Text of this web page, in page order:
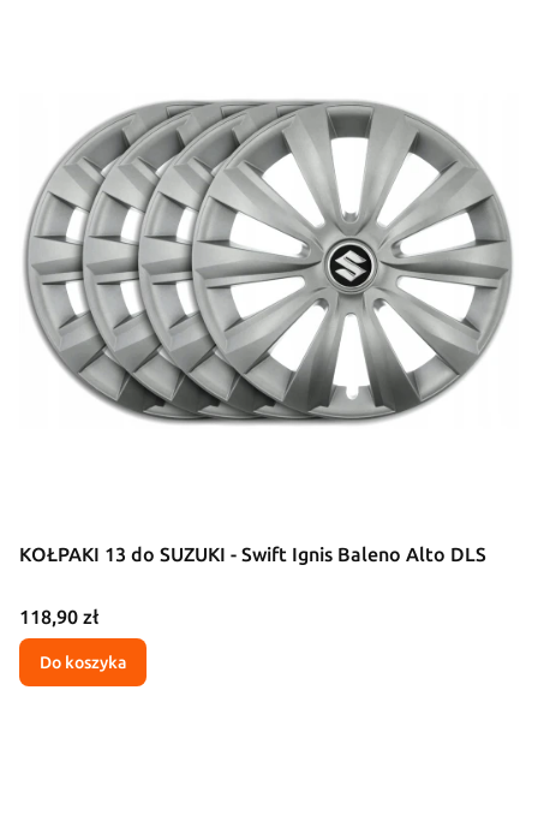
KOŁPAKI 13 do SUZUKI - Swift Ignis Baleno Alto DLS
Cena
118,90 zł
Do koszyka